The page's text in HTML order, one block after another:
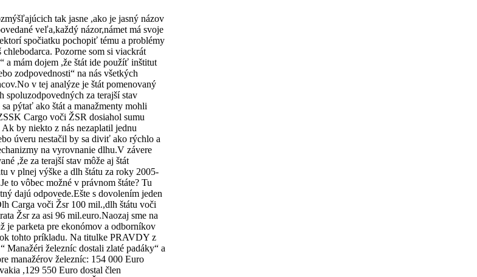
tak jasne ,ako je jasný názov
veľa,každý názor,námet má svoje
spočiatku pochopiť tému a problémy
chlebodarca. Pozorne som si viackrát
a mám dojem ,že štát ide použíť inštitut
zodpovednosti“ na nás všetkých
v tej analýze je štát pomenovaný
spoluzodpovedných za terajší stav
sa pýtať ako štát a manažmenty mohli
Cargo voči ŽSR dosiahol sumu
by niekto z nás nezaplatil jednu
úveru nestačil by sa diviť ako rýchlo a
na vyrovnanie dlhu.V závere
,že za terajší stav môže aj štát
v plnej výške a dlh štátu za roky 2005-
to vôbec možné v právnom štáte? Tu
dajú odpovede.Ešte s dovolením jeden
Carga voči Žsr 100 mil.,dlh štátu voči
Žsr za asi 96 mil.euro.Naozaj sme na
je parketa pre ekonómov a odborníkov
tohto príkladu. Na titulke PRAVDY z
Manažéri železníc dostali zlaté padáky“ a
manažérov železníc: 154 000 Euro
,129 550 Euro dostal člen